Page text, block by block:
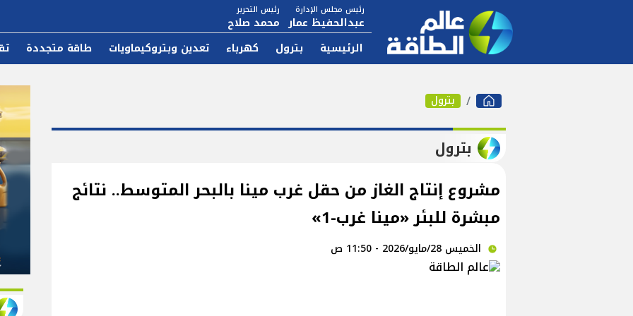
رئيس مجلس الإدارة
عبدالحفيظ عمار
رئيس التحرير
محمد صلاح
الرئيسية بترول كهرباء تعدين وبتروكيماويات طاقة متجددة
بترول
بترول
مشروع إنتاج الغاز من حقل غرب مينا بالبحر المتوسط.. نتائج
مبشرة للبئر «مينا غرب-1»
الخميس 28/مايو/2026 - 11:50 ص